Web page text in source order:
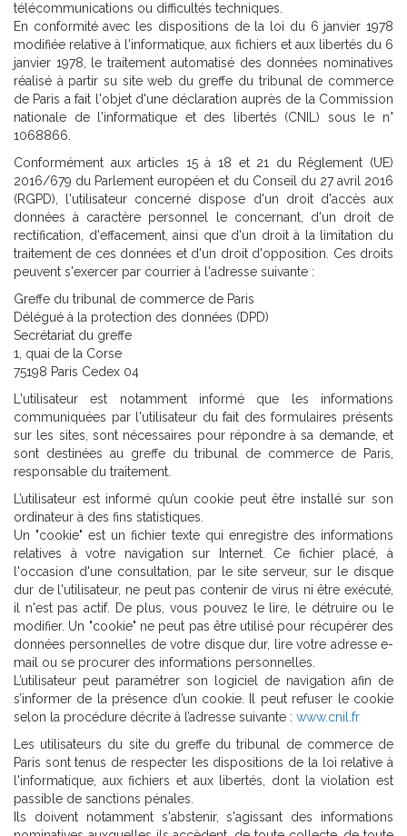
télécommunications ou difficultés techniques.
En conformité avec les dispositions de la loi du 6 janvier 1978
modifiée relative à l'informatique, aux fichiers et aux libertés du 6
janvier 1978, le traitement automatisé des données nominatives
réalisé à partir su site web du greffe du tribunal de commerce
de Paris a fait l'objet d'une déclaration auprès de la Commission
nationale de l'informatique et des libertés (CNIL) sous le n°
1068866.
Conformément aux articles 15 à 18 et 21 du Réglement (UE)
2016/679 du Parlement européen et du Conseil du 27 avril 2016
(RGPD), l'utilisateur concerné dispose d'un droit d'accès aux
données à caractère personnel le concernant, d'un droit de
rectification, d'effacement, ainsi que d'un droit à la limitation du
traitement de ces données et d'un droit d'opposition. Ces droits
peuvent s'exercer par courrier à l'adresse suivante :
Greffe du tribunal de commerce de Paris
Délégué à la protection des données (DPD)
Secrétariat du greffe
1, quai de la Corse
75198 Paris Cedex 04
L'utilisateur est notamment informé que les informations
communiquées par l'utilisateur du fait des formulaires présents
sur les sites, sont nécessaires pour répondre à sa demande, et
sont destinées au greffe du tribunal de commerce de Paris,
responsable du traitement.
L’utilisateur est informé qu’un cookie peut être installé sur son
ordinateur à des fins statistiques.
Un "cookie" est un fichier texte qui enregistre des informations
relatives à votre navigation sur Internet. Ce fichier placé, à
l'occasion d'une consultation, par le site serveur, sur le disque
dur de l'utilisateur, ne peut pas contenir de virus ni être exécuté,
il n'est pas actif. De plus, vous pouvez le lire, le détruire ou le
modifier. Un "cookie" ne peut pas être utilisé pour récupérer des
données personnelles de votre disque dur, lire votre adresse e-
mail ou se procurer des informations personnelles.
L’utilisateur peut paramétrer son logiciel de navigation afin de
s’informer de la présence d’un cookie. Il peut refuser le cookie
selon la procédure décrite à l’adresse suivante : www.cnil.fr
Les utilisateurs du site du greffe du tribunal de commerce de
Paris sont tenus de respecter les dispositions de la loi relative à
l'informatique, aux fichiers et aux libertés, dont la violation est
passible de sanctions pénales.
Ils doivent notamment s'abstenir, s'agissant des informations